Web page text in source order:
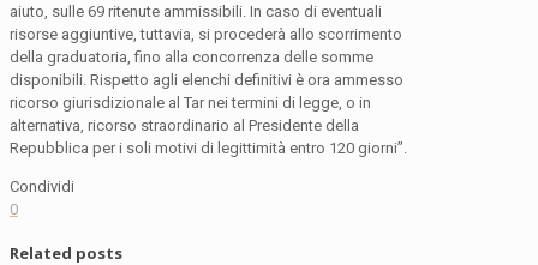
aiuto, sulle 69 ritenute ammissibili. In caso di eventuali
risorse aggiuntive, tuttavia, si procederà allo scorrimento
della graduatoria, fino alla concorrenza delle somme
disponibili. Rispetto agli elenchi definitivi è ora ammesso
ricorso giurisdizionale al Tar nei termini di legge, o in
alternativa, ricorso straordinario al Presidente della
Repubblica per i soli motivi di legittimità entro 120 giorni”.
Condividi
0
Related posts